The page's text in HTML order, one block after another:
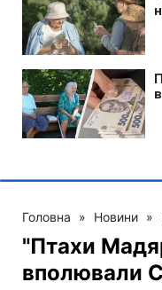
Головна » Новини »
"Птахи
вполювали